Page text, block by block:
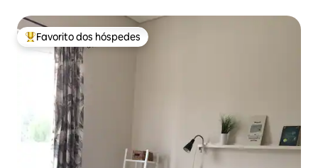
Favoritos dos hóspedes mais apreciados
Favorito dos hóspedes